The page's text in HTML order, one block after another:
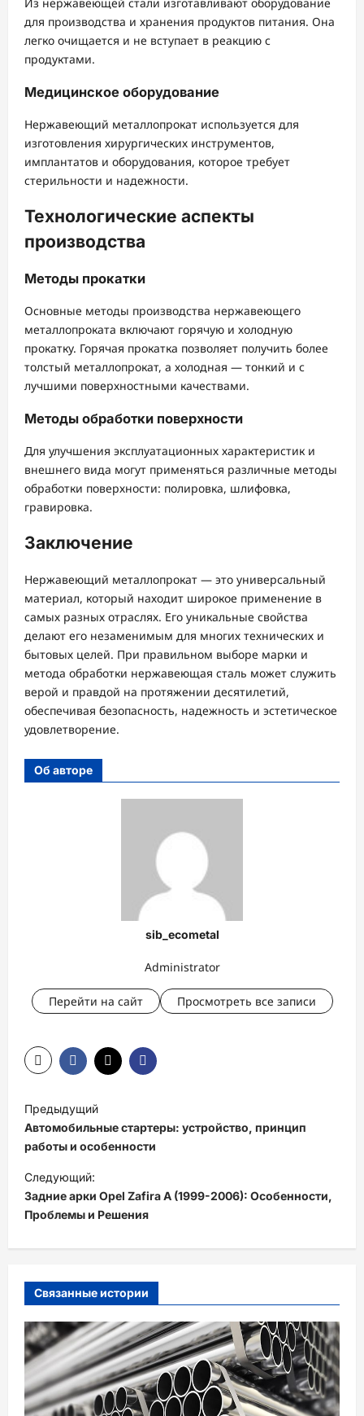
для производства и хранения продуктов питания. Она
легко очищается и не вступает в реакцию с
продуктами.
Медицинское оборудование
Нержавеющий металлопрокат используется для
изготовления хирургических инструментов,
имплантатов и оборудования, которое требует
стерильности и надежности.
Технологические аспекты
производства
Методы прокатки
Основные методы производства нержавеющего
металлопроката включают горячую и холодную
прокатку. Горячая прокатка позволяет получить более
толстый металлопрокат, а холодная — тонкий и с
лучшими поверхностными качествами.
Методы обработки поверхности
Для улучшения эксплуатационных характеристик и
внешнего вида могут применяться различные методы
обработки поверхности: полировка, шлифовка,
гравировка.
Заключение
Нержавеющий металлопрокат — это универсальный
материал, который находит широкое применение в
самых разных отраслях. Его уникальные свойства
делают его незаменимым для многих технических и
бытовых целей. При правильном выборе марки и
метода обработки нержавеющая сталь может служить
верой и правдой на протяжении десятилетий,
обеспечивая безопасность, надежность и эстетическое
удовлетворение.
Об авторе
sib_ecometal
Administrator
Перейти на сайт Просмотреть все записи
Н
а
в
и
г
а
ц
я
з
а
и
Предыдущий
Автомобильные стартеры: устройство, принцип
работы и особенности
Следующий:
Задние арки Opel Zafira A (1999-2006): Особенности,
Проблемы и Решения
Связанные истории